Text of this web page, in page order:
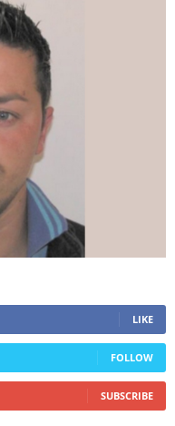
LIKE
FOLLOW
SUBSCRIBE